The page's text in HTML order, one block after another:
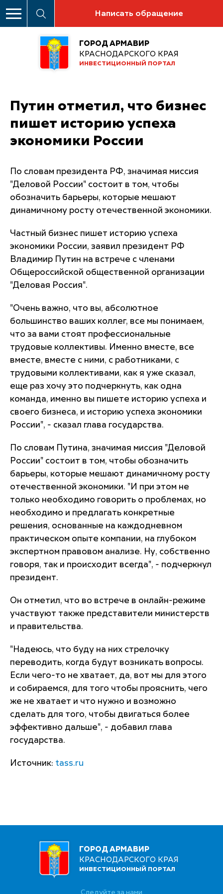
Написать обращение
ГОРОД АРМАВИР
КРАСНОДАРСКОГО КРАЯ
ИНВЕСТИЦИОННЫЙ ПОРТАЛ
Путин отметил, что бизнес
пишет историю успеха
экономики России
По словам президента РФ, значимая миссия
"Деловой России" состоит в том, чтобы
обозначить барьеры, которые мешают
динамичному росту отечественной экономики.
Частный бизнес пишет историю успеха
экономики России, заявил президент РФ
Владимир Путин на встрече с членами
Общероссийской общественной организации
"Деловая Россия".
"Очень важно, что вы, абсолютное
большинство ваших коллег, все мы понимаем,
что за вами стоят профессиональные
трудовые коллективы. Именно вместе, все
вместе, вместе с ними, с работниками, с
трудовыми коллективами, как я уже сказал,
еще раз хочу это подчеркнуть, как одна
команда, именно вы пишете историю успеха и
своего бизнеса, и историю успеха экономики
России", - сказал глава государства.
По словам Путина, значимая миссия "Деловой
России" состоит в том, чтобы обозначить
барьеры, которые мешают динамичному росту
отечественной экономики. "И при этом не
только необходимо говорить о проблемах, но
необходимо и предлагать конкретные
решения, основанные на каждодневном
практическом опыте компании, на глубоком
экспертном правовом анализе. Ну, собственно
говоря, так и происходит всегда", - подчеркнул
президент.
Он отметил, что во встрече в онлайн-режиме
участвуют также представители министерств
и правительства.
"Надеюсь, что буду на них стрелочку
переводить, когда будут возникать вопросы.
Если чего-то не хватает, да, вот мы для этого
и собираемся, для того чтобы прояснить, чего
же не хватает и что нужно и возможно
сделать для того, чтобы двигаться более
эффективно дальше", - добавил глава
государства.
Источник: tass.ru
ГОРОД АРМАВИР
КРАСНОДАРСКОГО КРАЯ
ИНВЕСТИЦИОННЫЙ ПОРТАЛ
Следуйте за нами